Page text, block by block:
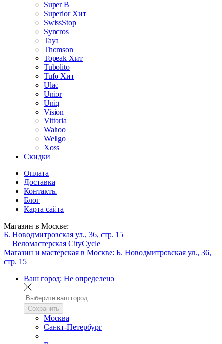
Super B
Superior Хит
SwissStop
Syncros
Taya
Thomson
Topeak Хит
Tubolito
Tufo Хит
Ulac
Unior
Uniq
Vision
Vittoria
Wahoo
Wellgo
Xoss
Скидки
Оплата
Доставка
Контакты
Блог
Карта сайта
Магазин в Москве:
Б. Новодмитровская ул., 36, стр. 15
Веломастерская CityCycle
Магазин и мастерская в Москве: Б. Новодмитровская ул., 36,
стр. 15
Ваш город: Не определено
Сохранить
Москва
Санкт-Петербург